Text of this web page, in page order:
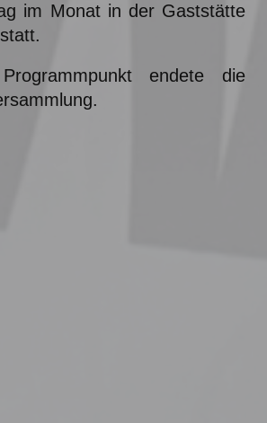
im Monat in der Gaststätte
endete die